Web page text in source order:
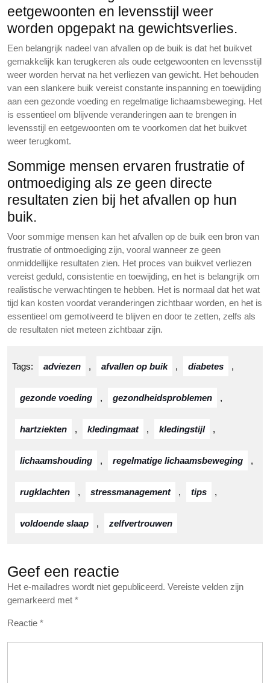
eetgewoonten en levensstijl weer
worden opgepakt na gewichtsverlies.
Een belangrijk nadeel van afvallen op de buik is dat het buikvet
gemakkelijk kan terugkeren als oude eetgewoonten en levensstijl
weer worden hervat na het verliezen van gewicht. Het behouden
van een slankere buik vereist constante inspanning en toewijding
aan een gezonde voeding en regelmatige lichaamsbeweging. Het
is essentieel om blijvende veranderingen aan te brengen in
levensstijl en eetgewoonten om te voorkomen dat het buikvet
weer terugkomt.
Sommige mensen ervaren frustratie of
ontmoediging als ze geen directe
resultaten zien bij het afvallen op hun
buik.
Voor sommige mensen kan het afvallen op de buik een bron van
frustratie of ontmoediging zijn, vooral wanneer ze geen
onmiddellijke resultaten zien. Het proces van buikvet verliezen
vereist geduld, consistentie en toewijding, en het is belangrijk om
realistische verwachtingen te hebben. Het is normaal dat het wat
tijd kan kosten voordat veranderingen zichtbaar worden, en het is
essentieel om gemotiveerd te blijven en door te zetten, zelfs als
de resultaten niet meteen zichtbaar zijn.
Tags: adviezen , afvallen op buik , diabetes ,
gezonde voeding , gezondheidsproblemen ,
hartziekten , kledingmaat , kledingstijl ,
lichaamshouding , regelmatige lichaamsbeweging ,
rugklachten , stressmanagement , tips ,
voldoende slaap , zelfvertrouwen
Geef een reactie
Het e-mailadres wordt niet gepubliceerd. Vereiste velden zijn
gemarkeerd met *
Reactie *